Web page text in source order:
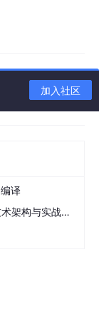
加入社区
译
构与实战应用